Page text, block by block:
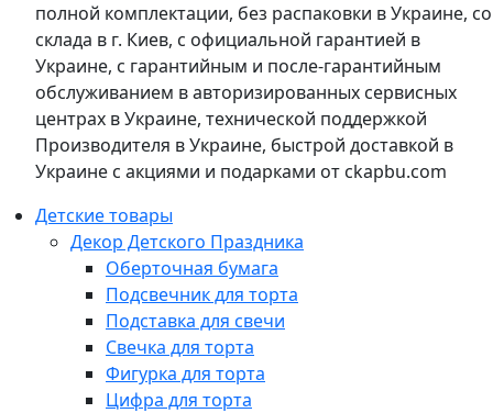
полной комплектации, без распаковки в Украине, со
склада в г. Киев, с официальной гарантией в
Украине, с гарантийным и после-гарантийным
обслуживанием в авторизированных сервисных
центрах в Украине, технической поддержкой
Производителя в Украине, быстрой доставкой в
Украине с акциями и подарками от ckapbu.com
Детские товары
Декор Детского Праздника
Оберточная бумага
Подсвечник для торта
Подставка для свечи
Свечка для торта
Фигурка для торта
Цифра для торта